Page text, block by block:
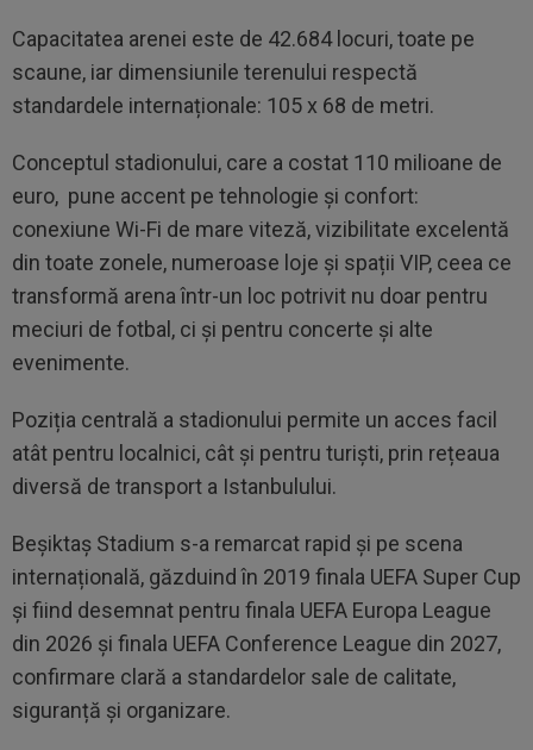
Capacitatea arenei este de 42.684 locuri, toate pe
scaune, iar dimensiunile terenului respectă
standardele internaționale: 105 x 68 de metri.
Conceptul stadionului, care a costat 110 milioane de
euro, pune accent pe tehnologie și confort:
conexiune Wi-Fi de mare viteză, vizibilitate excelentă
din toate zonele, numeroase loje și spații VIP, ceea ce
transformă arena într-un loc potrivit nu doar pentru
meciuri de fotbal, ci și pentru concerte și alte
evenimente.
Poziția centrală a stadionului permite un acces facil
atât pentru localnici, cât și pentru turiști, prin rețeaua
diversă de transport a Istanbulului.
Beşiktaş Stadium s-a remarcat rapid și pe scena
internațională, găzduind în 2019 finala UEFA Super Cup
și fiind desemnat pentru finala UEFA Europa League
din 2026 și finala UEFA Conference League din 2027,
confirmare clară a standardelor sale de calitate,
siguranță și organizare.